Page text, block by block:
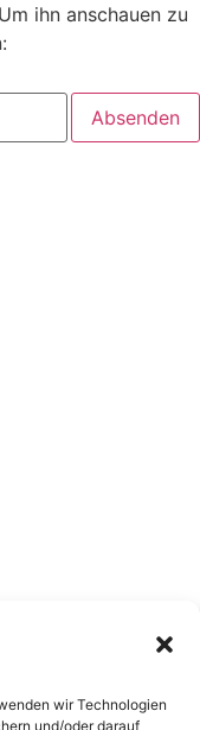
wir Technologien
und/oder darauf
ihn anschauen zu